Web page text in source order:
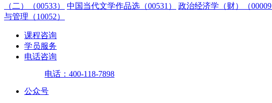
（二）（00533）
中国当代文学作品选（00531） 政治经济学（财）（00009
与管理（10052）
课程咨询
学员服务
电话咨询
电话：400-118-7898
公众号